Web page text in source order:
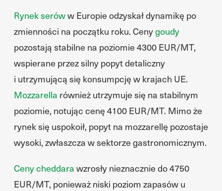
Rynek seróww Europie odzyskał dynamikę po
zmienności na początku roku. Cenygoudy
pozostają stabilne na poziomie 4300 EUR/MT,
wspierane przez silny popyt detaliczny
i utrzymującą się konsumpcję w krajach UE.
Mozzarella również utrzymuje się na stabilnym
poziomie, notując cenę 4100 EUR/MT. Mimo że
rynek się uspokoił, popyt na mozzarellę pozostaje
wysoki, zwłaszcza w sektorze gastronomicznym.
Ceny cheddara wzrosły nieznacznie do 4750
EUR/MT, ponieważ niski poziom zapasów u